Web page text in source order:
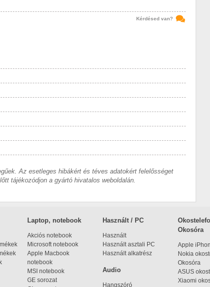
Kérdésed van?
Az esetleges hibákért és téves adatokért felelősséget
tájékozódjon a gyártó hivatalos weboldalán.
Laptop, notebook
Akciós notebook
Microsoft notebook
Apple Macbook
notebook
MSI notebook
GE sorozat
Használt / PC
Használt
Használt asztali PC
Használt alkatrész
Okosóra
Apple
Nokia
Okosóra
ASUS
Xiaomi
Audio
Hangszóró